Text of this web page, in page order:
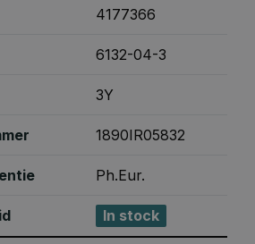
4177366
6132-04-3
3Y
1890IR05832
Ph.Eur.
In stock